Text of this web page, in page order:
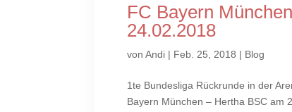
FC Bayern
24.02.2018
vonAndi | Feb. 25, 2018 | Blog
1te Bundesliga Rückrunde in der
Bayern München – Hertha BSC am